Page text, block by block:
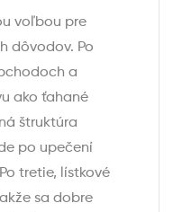
voľbou pre
dôvodov. Po
a
ako ťahané
štruktúra
po upečení
tretie, lístkové
sa dobre